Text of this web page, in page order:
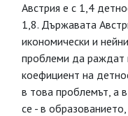
Австрия е с 1,4
1,8. Държавата
икономически и
проблеми да раждат
коефициент на
в това проблемът, а
се - в